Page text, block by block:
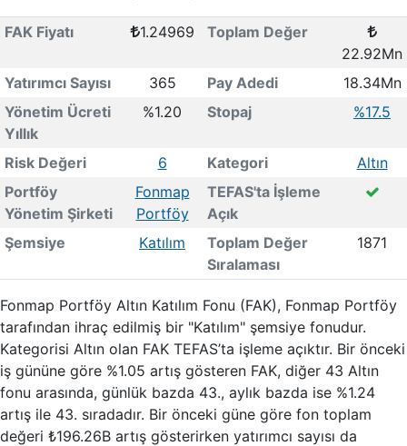
FAK Fiyatı 1.24969
Toplam Değer
22.92Mn
Yatırımcı Sayısı
365 Pay Adedi
18.34Mn
Yönetim Ücreti
Yıllık
%1.20 Stopaj %17.5
Risk Değeri 6 Kategori
Altın
Portföy
Yönetim Şirketi
Fonmap
Portföy
TEFAS'ta İşleme
Açık
Şemsiye
Katılım
Toplam Değer
Sıralaması
1871
Fonmap Portföy Altın Katılım Fonu (FAK), Fonmap Portföy
tarafından ihraç edilmiş bir "Katılım" şemsiye fonudur.
Kategorisi Altın olan FAK TEFAS’ta işleme açıktır. Bir önceki
iş gününe göre %1.05 artış gösteren FAK, diğer 43 Altın
fonu arasında, günlük bazda 43., aylık bazda ise %1.24
artış ile 43. sıradadır. Bir önceki güne göre fon toplam
değeri ₺196.26B artış gösterirken yatırımcı sayısı da